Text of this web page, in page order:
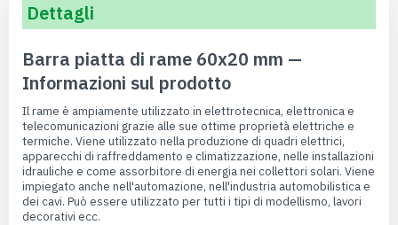
Dettagli
Barra piatta di rame 60x20 mm —
Informazioni sul prodotto
Il rame è ampiamente utilizzato in elettrotecnica, elettronica e
telecomunicazioni grazie alle sue ottime proprietà elettriche e
termiche. Viene utilizzato nella produzione di quadri elettrici,
apparecchi di raffreddamento e climatizzazione, nelle installazioni
idrauliche e come assorbitore di energia nei collettori solari. Viene
impiegato anche nell'automazione, nell'industria automobilistica e
dei cavi. Può essere utilizzato per tutti i tipi di modellismo, lavori
decorativi ecc.